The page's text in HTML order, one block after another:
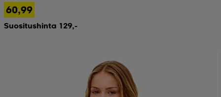
60,99
Suositushinta 129,-